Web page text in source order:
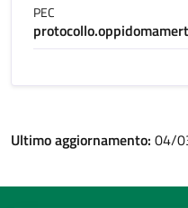
PEC
Ultimo aggiornamento: 04/